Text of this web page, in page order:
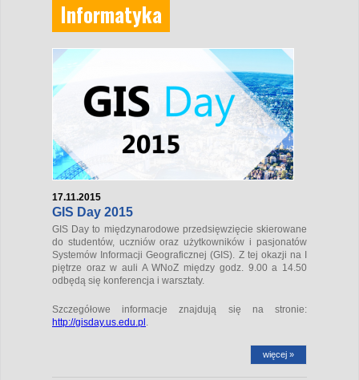
Informatyka
17.11.2015
GIS Day 2015
GIS Day to międzynarodowe przedsięwzięcie skierowane
do studentów, uczniów oraz użytkowników i pasjonatów
Systemów Informacji Geograficznej (GIS). Z tej okazji na I
piętrze oraz w auli A WNoZ między godz. 9.00 a 14.50
odbędą się konferencja i warsztaty.
Szczegółowe informacje znajdują się na stronie:
http://gisday.us.edu.pl
więcej »